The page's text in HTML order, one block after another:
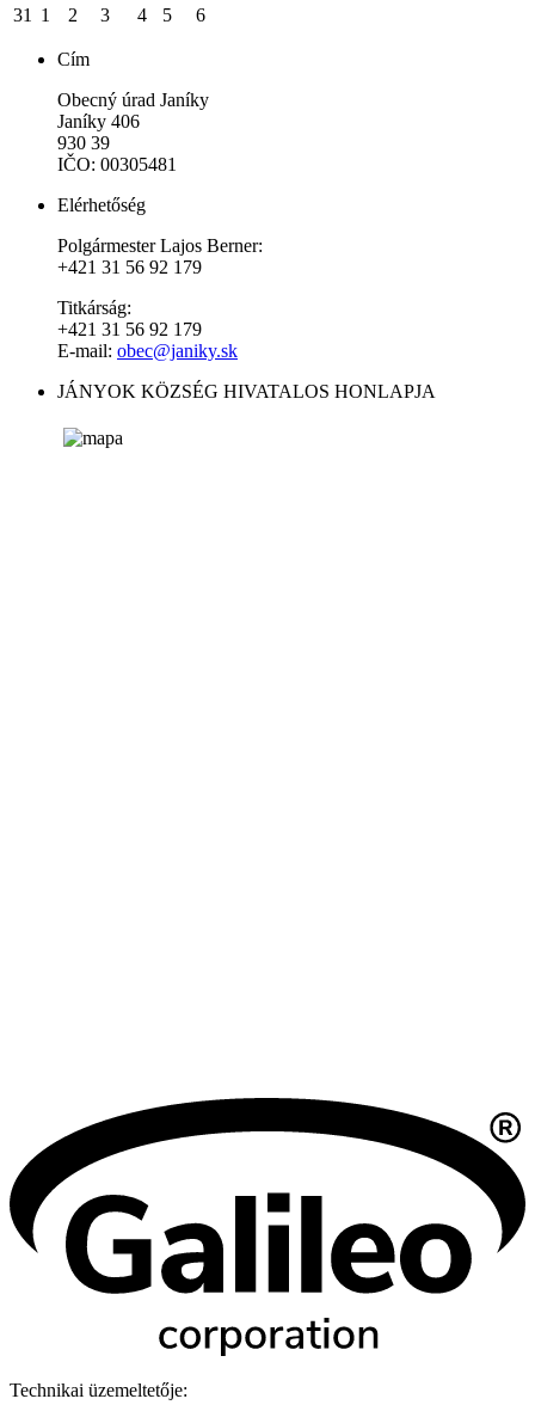
31
1 2 3 4 5 6
Cím
Obecný úrad Janíky
Janíky 406
930 39
IČO: 00305481
Elérhetőség
Polgármester Lajos Berner:
+421 31 56 92 179
Titkárság:
+421 31 56 92 179
E-mail: obec@janiky.sk
JÁNYOK KÖZSÉG HIVATALOS HONLAPJA
Technikai üzemeltetője: